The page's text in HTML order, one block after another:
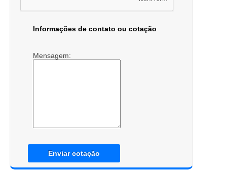
Informações de contato ou cotação
Mensagem:
Enviar cotação